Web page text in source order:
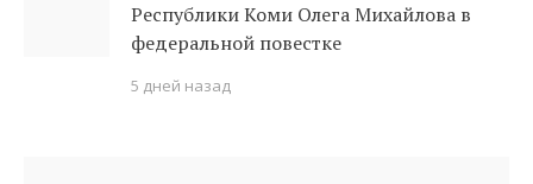
Республики Коми Олега Михайлова в
федеральной повестке
5 дней назад